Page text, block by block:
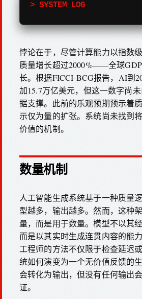
> SYSTEM_LOG
悖论在于，尽管计算能力以指
质量增长超过2000%——全球
长。根据FICCI-BCG报告，AI到
加15.7万亿美元，但这一数字尚
据支撑。此前的乐观预期预示着
示仅为量的扩张。系统尚未找到
价值的机制。
数量机制
人工智能生成系统基于一种质量
型越多，输出越多。然而，这种
量，而是用于数量。模型不以其
而是以其实时生成连贯内容的能
工程师的方法不仅限于检查延迟
统如何演变为一个无价值反馈的
会转化为输出，但没有任何输出
证。